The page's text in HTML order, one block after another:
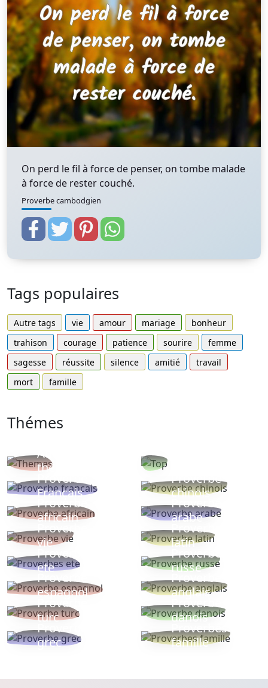
On perd le fil à force de penser, on tombe malade
à force de rester couché.
Proverbe cambodgien
Tags populaires
Autre tags vie amour mariage
bonheur
trahison
courage patience sourire
femme
sagesse
réussite silence amitié
travail
mort
famille
Thémes
Autres
thèmes
Proverbe
Français
Proverbe
chinois
Proverbe
africain
Proverbe
arabe
Proverbe
vie
Proverbe
latin
Proverbes
ete
Proverbe
russe
Proverbe
espagnol
Proverbe
anglais
Proverbe
turc
Proverbe
danois
Proverbe
grec
Proverbes
famille